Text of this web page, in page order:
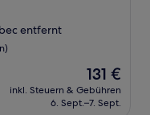
entfernt
Der
Preis
beträgt
131 €
inkl. Steuern & Gebühren
6. Sept.–7. Sept.